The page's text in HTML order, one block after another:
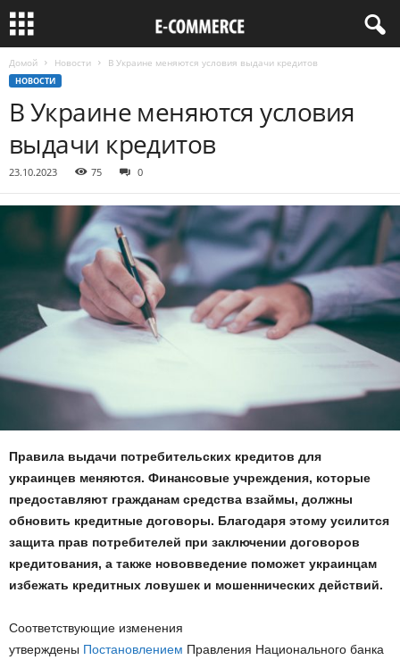
Домой Новости В Украине меняются условия выдачи кредитов
НОВОСТИ
В Украине меняются условия
выдачи кредитов
23.10.2023 75 0
Правила выдачи потребительских кредитов для
украинцев меняются. Финансовые учреждения, которые
предоставляют гражданам средства взаймы, должны
обновить кредитные договоры. Благодаря этому усилится
защита прав потребителей при заключении договоров
кредитования, а также нововведение поможет украинцам
избежать кредитных ловушек и мошеннических действий.
Соответствующие изменения
утверждены Постановлением Правления Национального банка